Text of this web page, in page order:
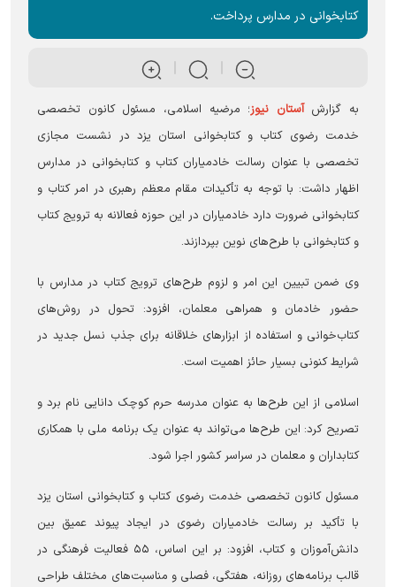
کتابخوانی در مدارس پرداخت.
به گزارشآستان نیوز؛ مرضیه اسلامی، مسئول کانون تخصصی
خدمت رضوی کتاب و کتابخوانی استان یزد در نشست مجازی
تخصصی با عنوان رسالت خادمیاران کتاب و کتابخوانی در مدارس
اظهار داشت: با توجه به تأکیدات مقام معظم رهبری در امر کتاب و
کتابخوانی ضرورت دارد خادمیاران در این حوزه فعالانه به ترویج کتاب
و کتابخوانی با طرح‌های نوین بپردازند.
وی ضمن تبیین این امر و لزوم طرح‌های ترویج کتاب در مدارس با
حضور خادمان و همراهی معلمان، افزود: تحول در روش‌های
کتاب‌خوانی و استفاده از ابزارهای خلاقانه برای جذب نسل جدید در
شرایط کنونی بسیار حائز اهمیت است.
اسلامی از این طرح‌ها به عنوان مدرسه حرم کوچک دانایی نام برد و
تصریح کرد: این طرح‌ها می‌تواند به عنوان یک برنامه ملی با همکاری
کتابداران و معلمان در سراسر کشور اجرا شود.
مسئول کانون تخصصی خدمت رضوی کتاب و کتابخوانی استان یزد
با تأکید بر رسالت خادمیاران رضوی در ایجاد پیوند عمیق بین
دانش‌آموزان و کتاب، افزود: بر این اساس، ۵۵ فعالیت فرهنگی در
قالب برنامه‌های روزانه، هفتگی، فصلی و مناسبت‌های مختلف طراحی